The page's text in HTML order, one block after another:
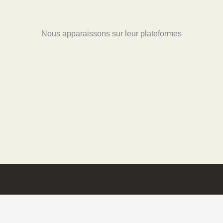
Nous apparaissons sur leur plateformes